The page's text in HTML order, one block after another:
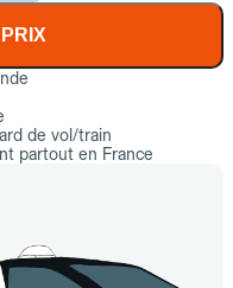
de vol/train
partout en France